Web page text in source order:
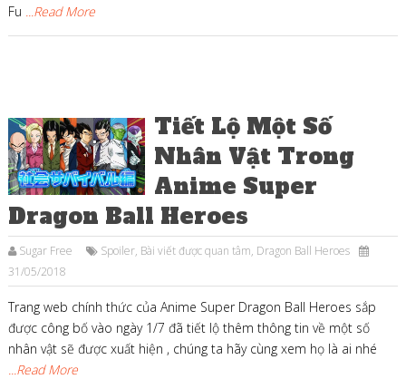
Fu ...Read More
Tiết Lộ Một Số
Nhân Vật Trong
Anime Super
Dragon Ball Heroes
Sugar Free Spoiler, Bài viết được quan tâm, Dragon Ball Heroes
31/05/2018
Trang web chính thức của Anime Super Dragon Ball Heroes sắp
được công bố vào ngày 1/7 đã tiết lộ thêm thông tin về một số
nhân vật sẽ được xuất hiện , chúng ta hãy cùng xem họ là ai nhé
...Read More